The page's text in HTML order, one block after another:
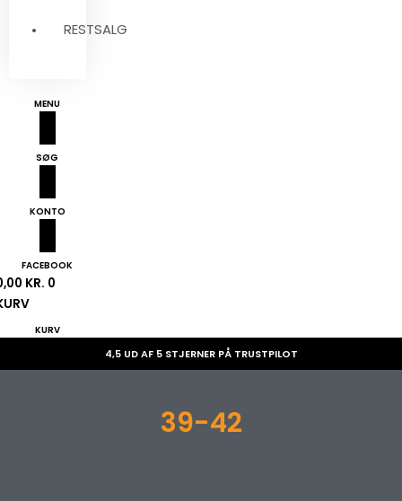
RESTSALG
MENU
SØG
KONTO
FACEBOOK
KR. 0
KURV
4,5 UD AF 5 STJERNER PÅ TRUSTPILOT
39-42